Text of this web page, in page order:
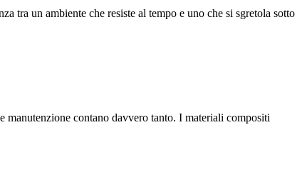
tra un ambiente che resiste al tempo e uno che si sgretola sotto
manutenzione contano davvero tanto. I materiali compositi